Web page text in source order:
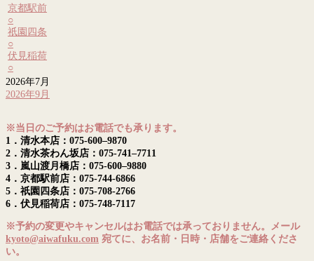
京都駅前
○
祇園四条
○
伏見稲荷
○
2026年7月
2026年9月
※当日のご予約はお電話でも承ります。
1．清水本店：075-600–9870
2．清水茶わん坂店：075-741–7711
3．嵐山渡月橋店：075-600–9880
4．京都駅前店：075-744-6866
5．祇園四条店：075-708-2766
6．伏見稲荷店：075-748-7117
※予約の変更やキャンセルはお電話では承っておりません。メール
kyoto@aiwafuku.com 宛てに、お名前・日時・店舗をご連絡くださ
い。